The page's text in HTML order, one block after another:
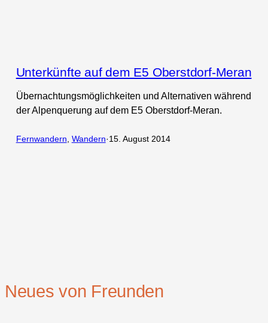
Unterkünfte auf dem E5 Oberstdorf-Meran
Übernachtungsmöglichkeiten und Alternativen während
der Alpenquerung auf dem E5 Oberstdorf-Meran.
Fernwandern Wandern·15. August 2014
Neues von Freunden